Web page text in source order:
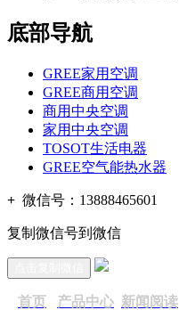
底部导航
GREE家用空调
GREE商用空调
商用中央空调
家用中央空调
TOSOT生活电器
GREE空气能热水器
+ 微信号： 13888465601
复制微信号到微信
首页 产品中心 新闻阅读